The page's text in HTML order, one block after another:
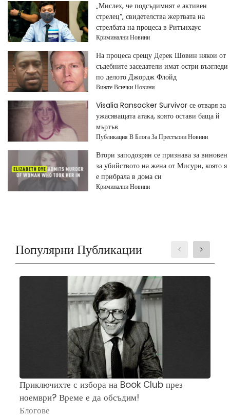
„Мислех, че подсъдимият е активен
стрелец“, свидетелства жертвата на
стрелбата на процеса в Ритънхаус
Криминални Новини
На процеса срещу Дерек Шовин някои от
съдебните заседатели имат остри възгледи
по делото Джордж Флойд
Вижте Всички Новини
Visalia Ransacker Survivor се отваря за
ужасяващата атака, която остави баща й
мъртъв
Публикация В Блога За Престъпни Новини
Втори заподозрян се признава за виновен
за убийството на жена от Мисури, която я
е прибрала в дома си
Криминални Новини
Популярни Публикации
Приключихте с избора на Book Club през
ноември? Време е да обсъдим!
Блогове